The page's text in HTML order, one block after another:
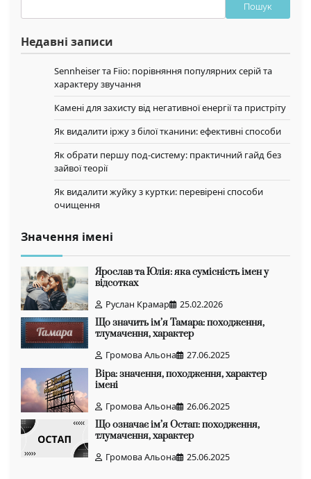
Пошук
Недавні записи
Sennheiser та Fiio: порівняння популярних серій та
характеру звучання
Камені для захисту від негативної енергії та пристріту
Як видалити іржу з білої тканини: ефективні способи
Як обрати першу под-систему: практичний гайд без
зайвої теорії
Як видалити жуйку з куртки: перевірені способи
очищення
Значення імені
Ярослав та Юлія: яка сумісність імен у
відсотках
Руслан Крамар
25.02.2026
Що значить ім’я Тамара: походження,
тлумачення, характер
Громова Альона
27.06.2025
Віра: значення, походження, характер
імені
Громова Альона
26.06.2025
Що означає ім’я Остап: походження,
тлумачення, характер
Громова Альона
25.06.2025